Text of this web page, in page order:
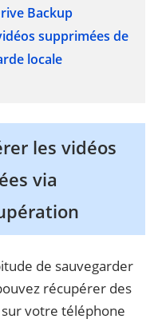
Backup
supprimées de
locale
les vidéos
via
de sauvegarder
récupérer des
votre téléphone